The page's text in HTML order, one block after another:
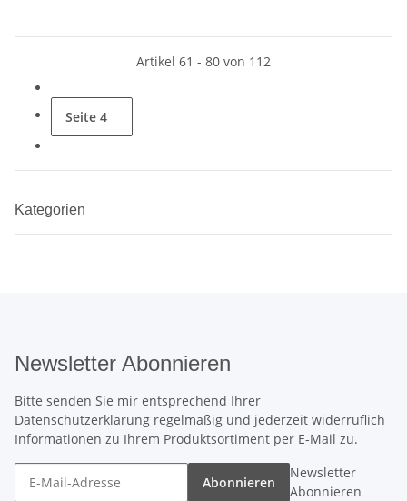
Artikel 61 - 80 von 112
Seite 4
Kategorien
Newsletter Abonnieren
Bitte senden Sie mir entsprechend Ihrer
Datenschutzerklärung regelmäßig und jederzeit widerruflich
Informationen zu Ihrem Produktsortiment per E-Mail zu.
Abonnieren
Newsletter
Abonnieren